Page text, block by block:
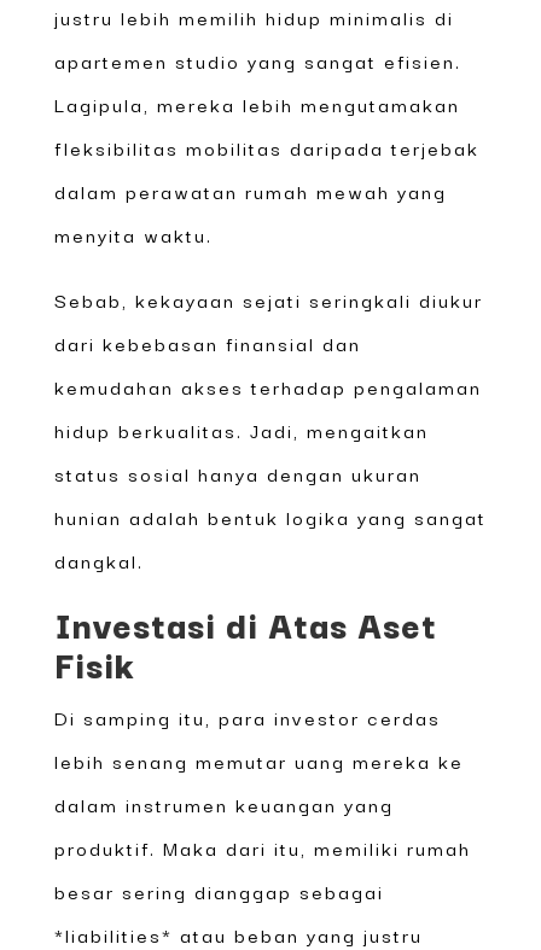
justru lebih memilih hidup minimalis di
apartemen studio yang sangat efisien.
Lagipula, mereka lebih mengutamakan
fleksibilitas mobilitas daripada terjebak
dalam perawatan rumah mewah yang
menyita waktu.
Sebab, kekayaan sejati seringkali diukur
dari kebebasan finansial dan
kemudahan akses terhadap pengalaman
hidup berkualitas. Jadi, mengaitkan
status sosial hanya dengan ukuran
hunian adalah bentuk logika yang sangat
dangkal.
Investasi di Atas Aset
Fisik
Di samping itu, para investor cerdas
lebih senang memutar uang mereka ke
dalam instrumen keuangan yang
produktif. Maka dari itu, memiliki rumah
besar sering dianggap sebagai
*liabilities* atau beban yang justru